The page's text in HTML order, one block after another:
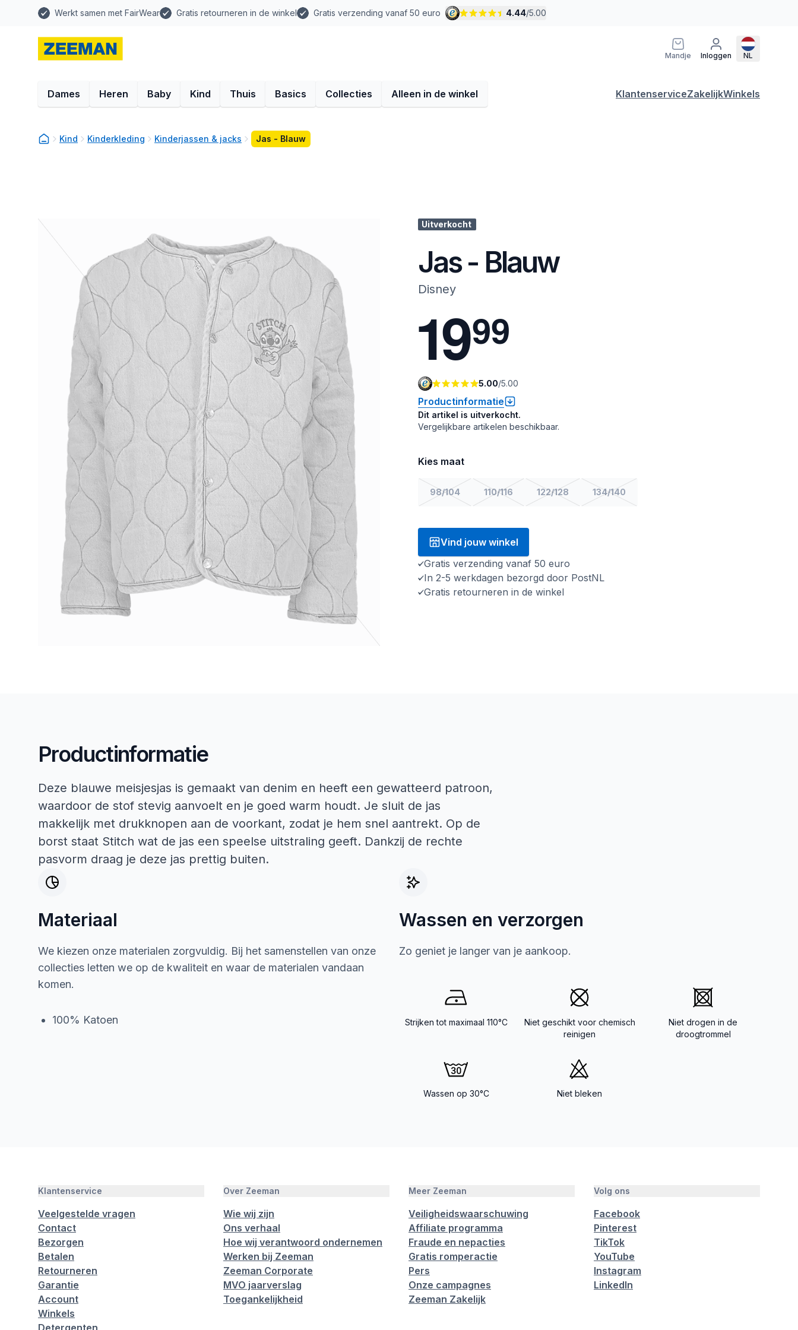
Werkt samen met FairWear Gratis retourneren in de winkel Gratis verzending vanaf 50 euro 4.44/5.00
Mandje Inloggen NL
Dames Heren Baby Kind Thuis Basics Collecties Alleen in de winkel KlantenserviceZakelijkWinkels
Kind Kinderkleding Kinderjassen & jacks Jas - Blauw
Uitverkocht
Jas - Blauw
Disney
1999
5.00/5.00
Productinformatie
Dit artikel is uitverkocht.
Vergelijkbare artikelen beschikbaar.
Kies maat
98/104 110/116 122/128 134/140
Vind jouw winkel
Gratis verzending vanaf 50 euro
In 2-5 werkdagen bezorgd door PostNL
Gratis retourneren in de winkel
Productinformatie
Deze blauwe meisjesjas is gemaakt van denim en heeft een gewatteerd patroon,
waardoor de stof stevig aanvoelt en je goed warm houdt. Je sluit de jas
makkelijk met drukknopen aan de voorkant, zodat je hem snel aantrekt. Op de
borst staat Stitch wat de jas een speelse uitstraling geeft. Dankzij de rechte
pasvorm draag je deze jas prettig buiten.
Materiaal
We kiezen onze materialen zorgvuldig. Bij het samenstellen van onze
collecties letten we op de kwaliteit en waar de materialen vandaan
komen.
100% Katoen
Wassen en verzorgen
Zo geniet je langer van je aankoop.
Strijken tot maximaal 110°C
Niet geschikt voor chemisch
reinigen
Niet drogen in de
droogtrommel
Wassen op 30°C Niet bleken
Klantenservice
Veelgestelde vragen
Contact
Bezorgen
Betalen
Retourneren
Garantie
Account
Winkels
Detergenten
Over Zeeman
Wie wij zijn
Ons verhaal
Hoe wij verantwoord ondernemen
Werken bij Zeeman
Zeeman Corporate
MVO jaarverslag
Toegankelijkheid
Meer Zeeman
Veiligheidswaarschuwing
Affiliate programma
Fraude en nepacties
Gratis romperactie
Pers
Onze campagnes
Zeeman Zakelijk
Volg ons
Facebook
Pinterest
TikTok
YouTube
Instagram
LinkedIn